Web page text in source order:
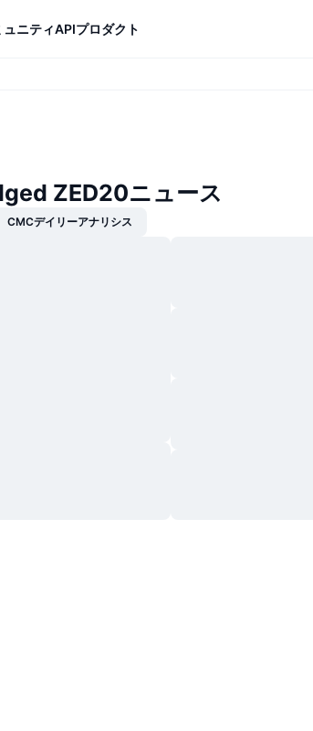
ュニティAPIプロダクト
ZED20ニュース
CMCデイリーアナリシス